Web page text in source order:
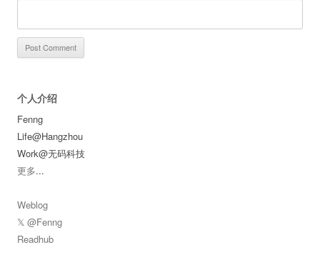
个人介绍
Fenng
Life@Hangzhou
Work@无码科技
更多...
Weblog
𝕏 @Fenng
Readhub